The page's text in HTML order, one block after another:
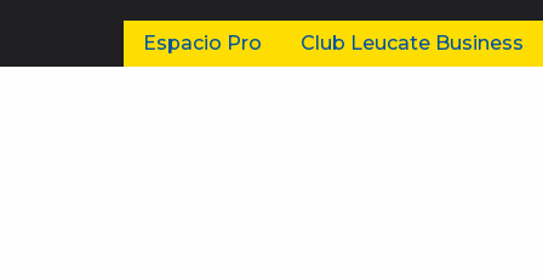
Espacio Pro Club Leucate Business